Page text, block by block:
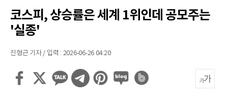
코스피, 상승률은 세계 1위인데 공모주는
'실종'
진형근 기자 / 입력 : 2026-06-26 04:20